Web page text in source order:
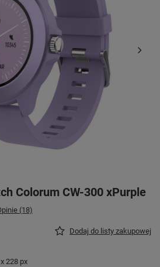
Colorum CW-300 xPurple
(18)
Dodaj do listy zakupowej
228 px